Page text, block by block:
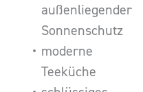
außenliegender
Sonnenschutz
moderne
Teeküche